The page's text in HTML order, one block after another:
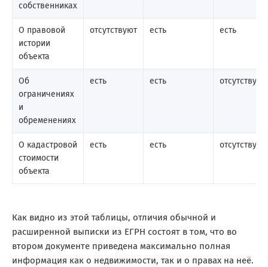
собственниках
О правовой
истории
объекта
отсутствуют есть есть
Об
ограничениях
и
обременениях
есть есть отсутствуют
О кадастровой
стоимости
объекта
есть есть отсутствуют
Как видно из этой таблицы, отличия обычной и
расширенной выписки из ЕГРН состоят в том, что во
втором документе приведена максимально полная
информация как о недвижимости, так и о правах на неё.